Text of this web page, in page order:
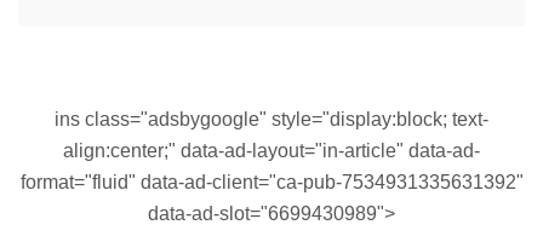
ins class="adsbygoogle" style="display:block; text-
align:center;" data-ad-layout="in-article" data-ad-
format="fluid" data-ad-client="ca-pub-7534931335631392"
data-ad-slot="6699430989">